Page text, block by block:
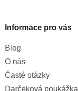
Informace pro vás
Blog
O nás
Časté otázky
Darčeková poukážka